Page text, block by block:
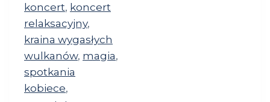
koncert, koncert
relaksacyjny,
kraina wygasłych
wulkanów, magia,
spotkania
kobiece,